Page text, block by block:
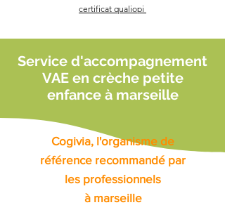
certificat qualiopi
Service d'accompagnement
VAE en crèche petite
enfance à marseille
Cogivia, l'organisme de
référence recommandé par
les professionnels
à marseille